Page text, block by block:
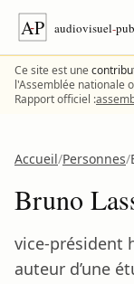
Aller au contenu
Ce site est une
l'Assemblée nationale
Rapport officiel :
Accueil/Personnes/
Bruno
vice-président
auteur d’une